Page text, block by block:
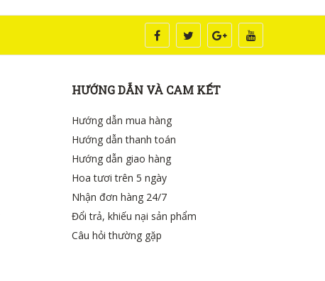
HƯỚNG DẪN VÀ CAM KẾT
Hướng dẫn mua hàng
Hướng dẫn thanh toán
Hướng dẫn giao hàng
Hoa tươi trên 5 ngày
Nhận đơn hàng 24/7
Đổi trả, khiếu nại sản phẩm
Câu hỏi thường gặp